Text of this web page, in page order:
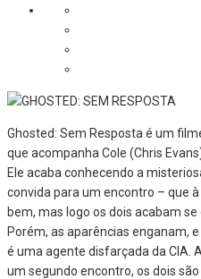
Ghosted: Sem Resposta é um
que acompanha Cole (Chris
Ele acaba conhecendo a
convida para um encontro – que
bem, mas logo os dois acabam
Porém, as aparências enganam,
é uma agente disfarçada da CIA.
um segundo encontro, os dois